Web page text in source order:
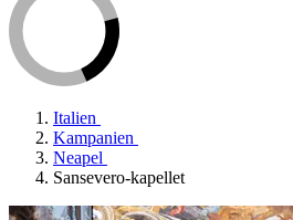
Italien
Kampanien
Neapel
Sansevero-kapellet